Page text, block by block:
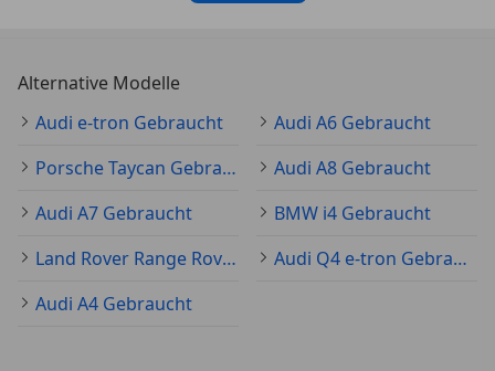
Alternative Modelle
Audi e-tron Gebraucht
Audi A6 Gebraucht
Porsche Taycan Gebraucht
Audi A8 Gebraucht
Audi A7 Gebraucht
BMW i4 Gebraucht
Land Rover Range Rover Velar Gebraucht
Audi Q4 e-tron Gebraucht
Audi A4 Gebraucht